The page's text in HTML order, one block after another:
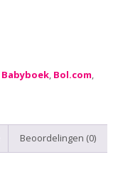
Babyboek, Bol.com,
Beoordelingen (0)